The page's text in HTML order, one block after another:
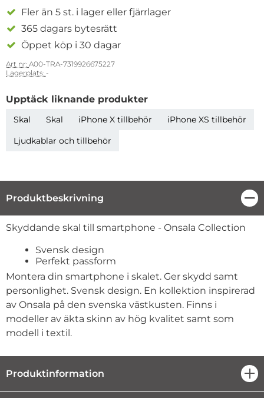
Fler än 5 st. i lager eller fjärrlager
365 dagars bytesrätt
Öppet köp i 30 dagar
Art nr: A00-TRA-7319926675227
Lagerplats: -
Upptäck liknande produkter
Skal Skal iPhone X tillbehör
iPhone XS tillbehör
Ljudkablar och tillbehör
Produktbeskrivning
Produktbeskrivning
Skyddande skal till smartphone - Onsala Collection
Svensk design
Perfekt passform
Montera din smartphone i skalet. Ger skydd samt
personlighet. Svensk design. En kollektion inspirerad
av Onsala på den svenska västkusten. Finns i
modeller av äkta skinn av hög kvalitet samt som
modell i textil.
Produktinformation